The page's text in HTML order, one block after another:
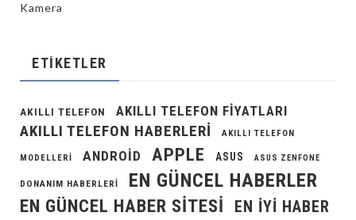
Kamera
ETIKETLER
AKILLI TELEFON AKILLI TELEFON FIYATLARI
AKILLI TELEFON HABERLERI AKILLI TELEFON
MODELLERI ANDROID APPLE ASUS ASUS ZENFONE
DONANIM HABERLERI EN GÜNCEL HABERLER
EN GÜNCEL HABER SITESI
EN IYI HABER